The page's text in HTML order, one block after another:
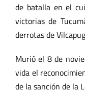
de batalla en el
victorias de
derrotas de
Murió el 8 de
vida el
de la sanción de la